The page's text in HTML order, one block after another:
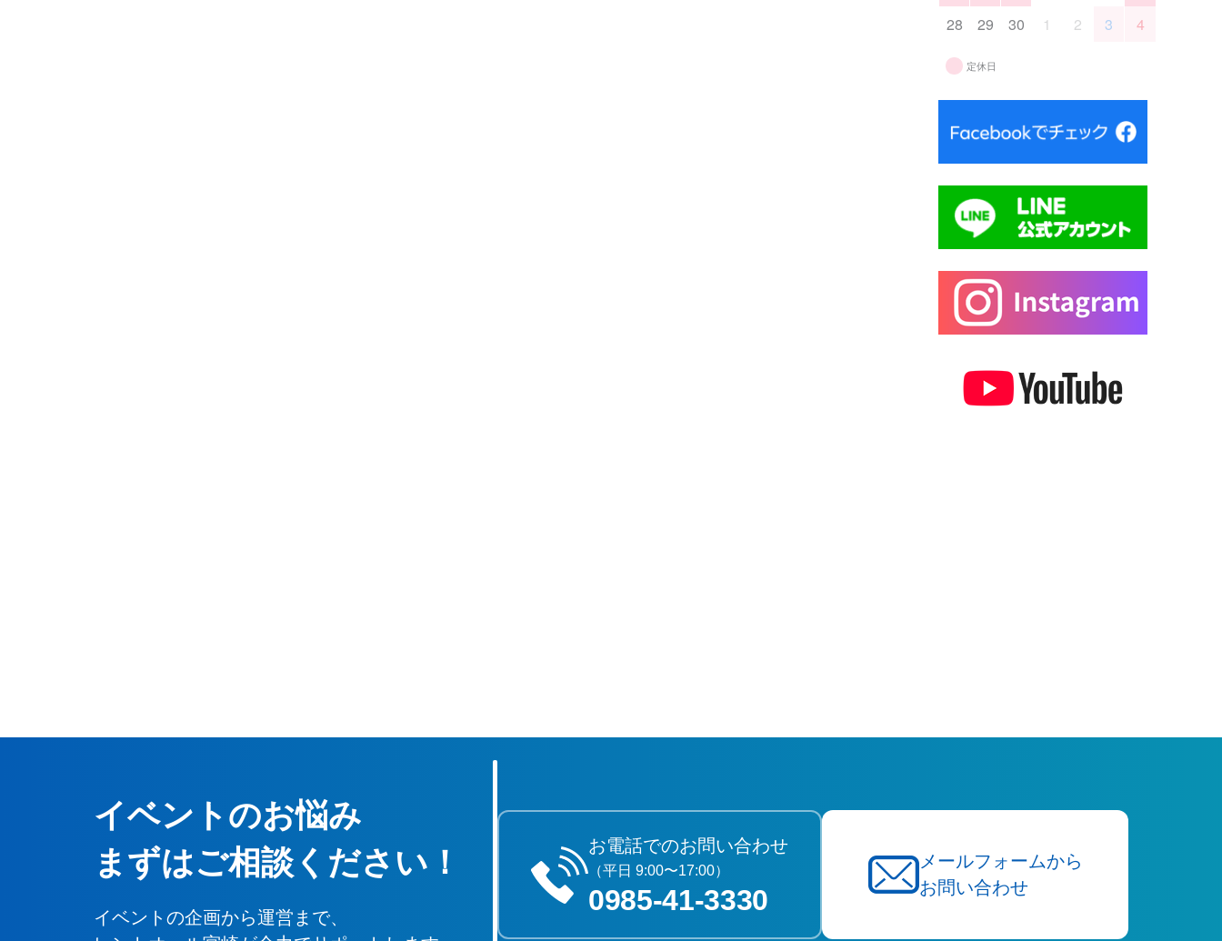
28
29 30 1 2 3 4
定休日
イベントのお悩み
まずはご相談ください！
イベントの企画から運営まで、
お電話でのお問い合わせ
（平日 9:00〜17:00）
0985‐41‐3330
メールフォームから
お問い合わせ